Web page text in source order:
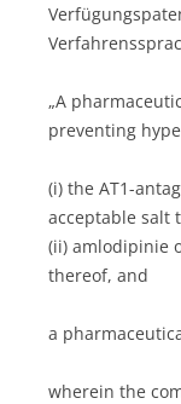
„A
preventing
(i) the AT1-
acceptable salt
(ii) amlodipinie
thereof, and
a
wherein the